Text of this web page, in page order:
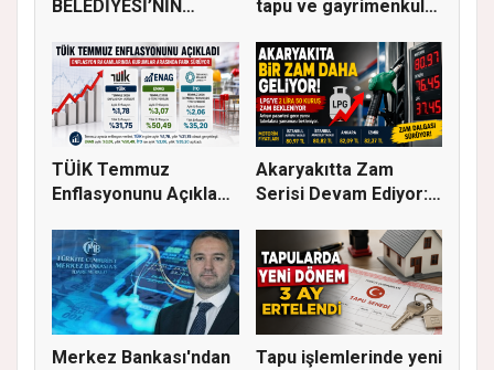
BELEDİYESİ’NİN
DEST...
tapu ve gayrimenkul
TÜİK Temmuz
Enflasyonunu Açıkladı:
Akaryakıtta Zam
Serisi Devam Ediyor:
Merkez Bankası'ndan
Tapu işlemlerinde yeni